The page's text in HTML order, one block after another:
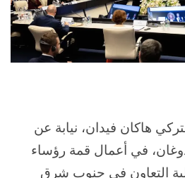
هاكان فيدان، نيابة عن
في أعمال قمة رؤساء
التعاون في جنوب شرق